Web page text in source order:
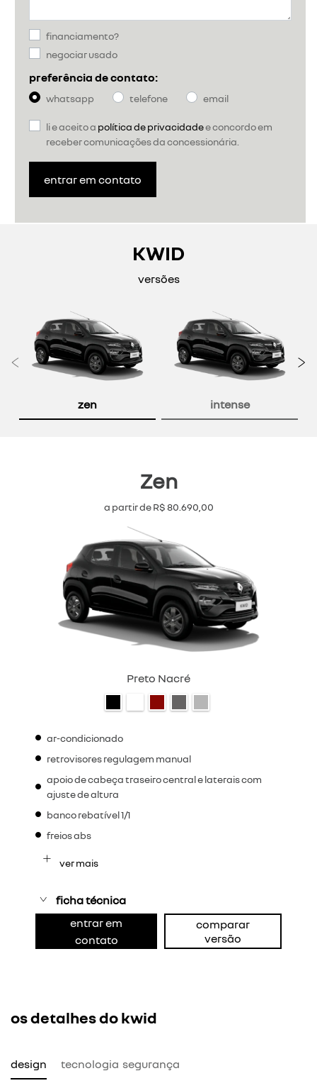
financiamento?
negociar usado
preferência de contato:
whatsapp telefone email
li e aceito a política de privacidadee concordo em
receber comunicações da concessionária.
entrar em contato
KWID
versões
zen intense
Anterior
Zen
a partir de R$ 80.690,00
Preto Nacré
ar-condicionado
retrovisores regulagem manual
apoio de cabeça traseiro central e laterais com
ajuste de altura
banco rebatível 1/1
freios abs
ver mais
ficha técnica
entrar em
contato
comparar
versão
os detalhes do kwid
design tecnologia segurança